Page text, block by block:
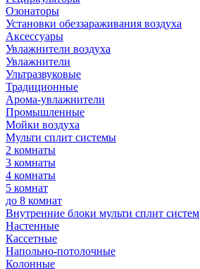
Озонаторы
Установки обеззараживания воздуха
Аксессуары
Увлажнители воздуха
Увлажнители
Ультразвуковые
Традиционные
Арома-увлажнители
Промышленные
Мойки воздуха
Мульти сплит системы
2 комнаты
3 комнаты
4 комнаты
5 комнат
до 8 комнат
Внутренние блоки мульти сплит систем
Настенные
Кассетные
Напольно-потолочные
Колонные